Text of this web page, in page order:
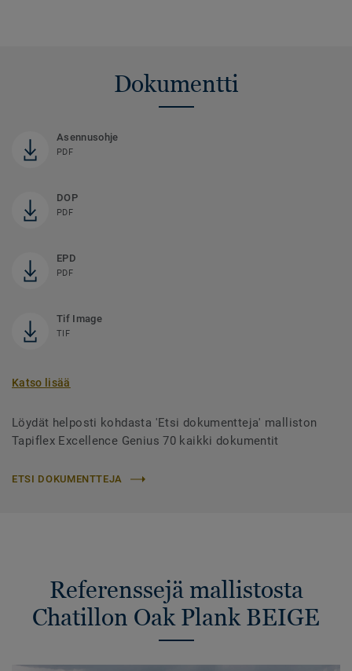
Dokumentti
Asennusohje
PDF
DOP
PDF
EPD
PDF
Tif Image
TIF
Katso lisää
Löydät helposti kohdasta 'Etsi dokumentteja' malliston
Tapiflex Excellence Genius 70 kaikki dokumentit
ETSI DOKUMENTTEJA
Referenssejä mallistosta
Chatillon Oak Plank BEIGE